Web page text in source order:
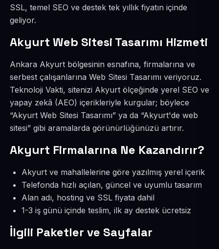
SSL, temel SEO ve destek tek yıllık fiyatın içinde
geliyor.
Akyurt Web Sitesi Tasarımı Hizmeti
Ankara Akyurt bölgesinin esnafına, firmalarına ve
serbest çalışanlarına Web Sitesi Tasarımı veriyoruz.
Teknoloji Vakti, sitenizi Akyurt ölçeğinde yerel SEO ve
yapay zekâ (AEO) içerikleriyle kurgular; böylece
“Akyurt Web Sitesi Tasarımı” ya da “Akyurt'de web
sitesi” gibi aramalarda görünürlüğünüzü artırır.
Akyurt Firmalarına Ne Kazandırır?
Akyurt ve mahallelerine göre yazılmış yerel içerik
Telefonda hızlı açılan, güncel ve uyumlu tasarım
Alan adı, hosting ve SSL fiyata dahil
1-3 iş günü içinde teslim, ilk ay destek ücretsiz
İlgili Paketler ve Sayfalar